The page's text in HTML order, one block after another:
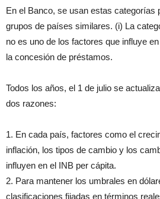
En el Banco, se usan estas categorías
grupos de países similares. (i) La
no es uno de los factores que influye
la concesión de préstamos.
Todos los años, el 1 de julio se
dos razones:
1. En cada país, factores como el
inflación, los tipos de cambio y los
influyen en el INB per cápita.
2. Para mantener los umbrales en
clasificaciones fijadas en términos